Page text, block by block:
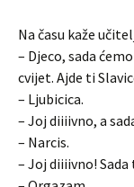
Na času kaže
– Djeco, sada
cvijet. Ajde ti
– Ljubicica.
– Joj diiiivno, a
– Narcis.
– Joj diiiivno! Sada